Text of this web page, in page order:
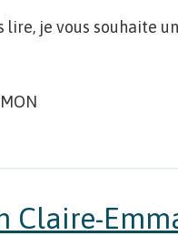
lire, je vous souhaite
Claire-